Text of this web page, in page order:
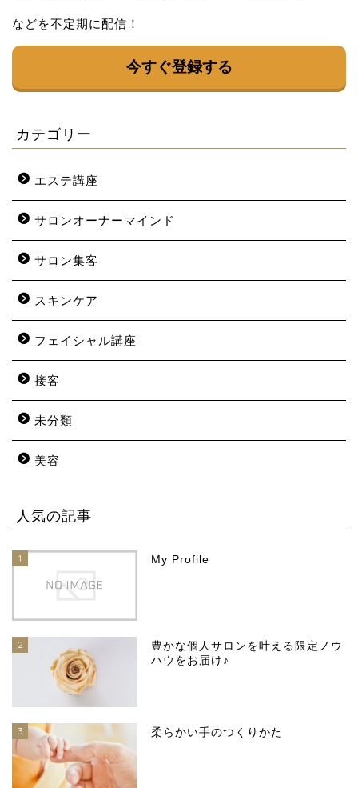
などを不定期に配信！
今すぐ登録する
カテゴリー
エステ講座
サロンオーナーマインド
サロン集客
スキンケア
フェイシャル講座
接客
未分類
美容
人気の記事
1 My Profile
2
豊かな個人サロンを叶える限定ノウ
ハウをお届け♪
3 柔らかい手のつくりかた